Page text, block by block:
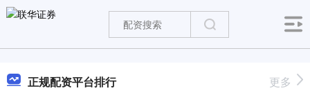
正规配资平台排行 更多